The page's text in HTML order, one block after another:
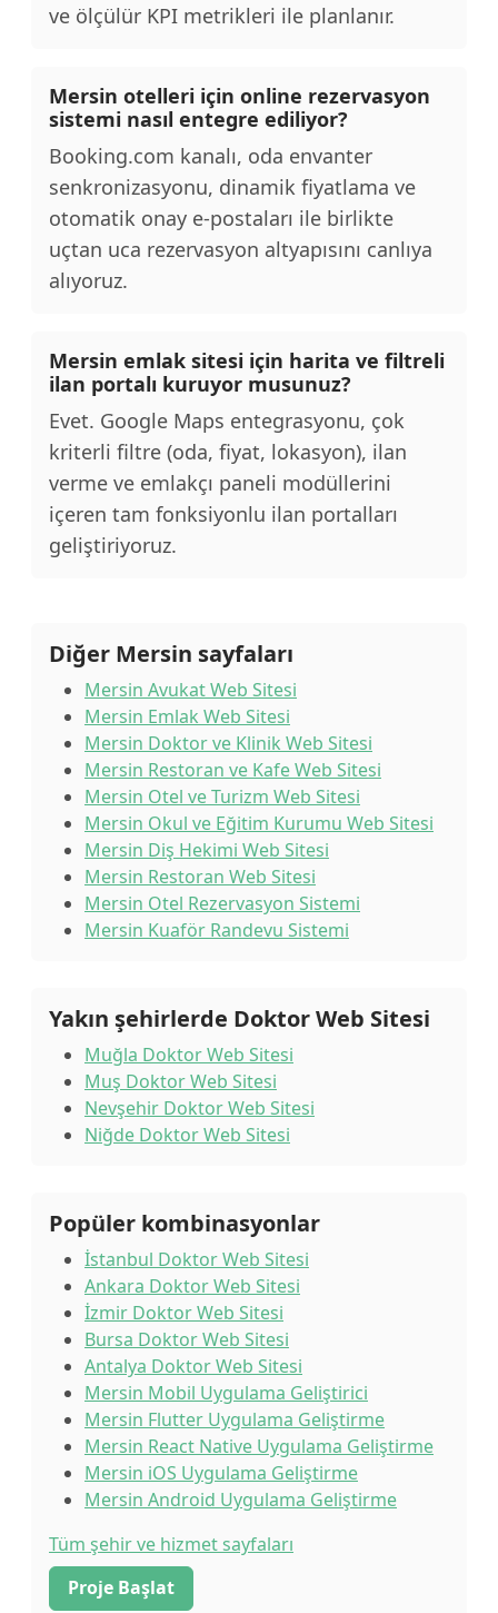
ve ölçülür KPI metrikleri ile planlanır.
Mersin otelleri için online rezervasyon
sistemi nasıl entegre ediliyor?
Booking.com kanalı, oda envanter
senkronizasyonu, dinamik fiyatlama ve
otomatik onay e-postaları ile birlikte
uçtan uca rezervasyon altyapısını canlıya
alıyoruz.
Mersin emlak sitesi için harita ve filtreli
ilan portalı kuruyor musunuz?
Evet. Google Maps entegrasyonu, çok
kriterli filtre (oda, fiyat, lokasyon), ilan
verme ve emlakçı paneli modüllerini
içeren tam fonksiyonlu ilan portalları
geliştiriyoruz.
Diğer Mersin sayfaları
Mersin Avukat Web Sitesi
Mersin Emlak Web Sitesi
Mersin Doktor ve Klinik Web Sitesi
Mersin Restoran ve Kafe Web Sitesi
Mersin Otel ve Turizm Web Sitesi
Mersin Okul ve Eğitim Kurumu Web Sitesi
Mersin Diş Hekimi Web Sitesi
Mersin Restoran Web Sitesi
Mersin Otel Rezervasyon Sistemi
Mersin Kuaför Randevu Sistemi
Yakın şehirlerde Doktor Web Sitesi
Muğla Doktor Web Sitesi
Muş Doktor Web Sitesi
Nevşehir Doktor Web Sitesi
Niğde Doktor Web Sitesi
Popüler kombinasyonlar
İstanbul Doktor Web Sitesi
Ankara Doktor Web Sitesi
İzmir Doktor Web Sitesi
Bursa Doktor Web Sitesi
Antalya Doktor Web Sitesi
Mersin Mobil Uygulama Geliştirici
Mersin Flutter Uygulama Geliştirme
Mersin React Native Uygulama Geliştirme
Mersin iOS Uygulama Geliştirme
Mersin Android Uygulama Geliştirme
Tüm şehir ve hizmet sayfaları
Proje Başlat